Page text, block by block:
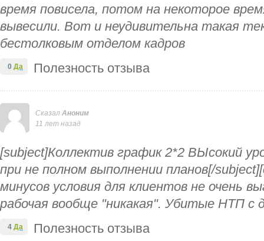
время повисела, потом на некоторое
вывесили. Вот и неудивительна такая
бестолковым отделом кадров
Полезность отзыва
0 Да
Сказал Аноним
11 лет назад
[subject]Коллектив график 2*2 ВЫсокий
при не полном выполнении планов[/
минусов условия для клиентов не очень
рабочая вообще "никакая". Убитые НТП с
Полезность отзыва
4 Да